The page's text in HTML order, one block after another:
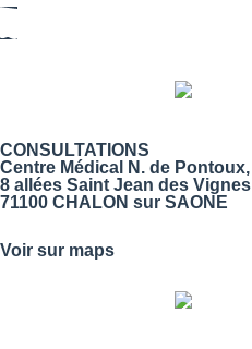
CONSULTATIONS
Centre Médical N. de Pontoux,
8 allées Saint Jean des Vignes
71100 CHALON sur SAONE
Voir sur maps